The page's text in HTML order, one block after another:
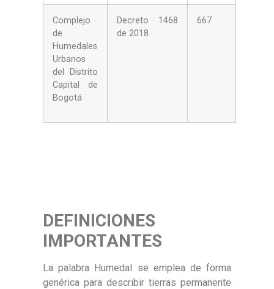
Complejo
de
Humedales
Urbanos
del Distrito
Capital de
Bogotá
Decreto 1468
de 2018
667
DEFINICIONES
IMPORTANTES
La palabra Humedal se emplea de forma
genérica para describir tierras permanente